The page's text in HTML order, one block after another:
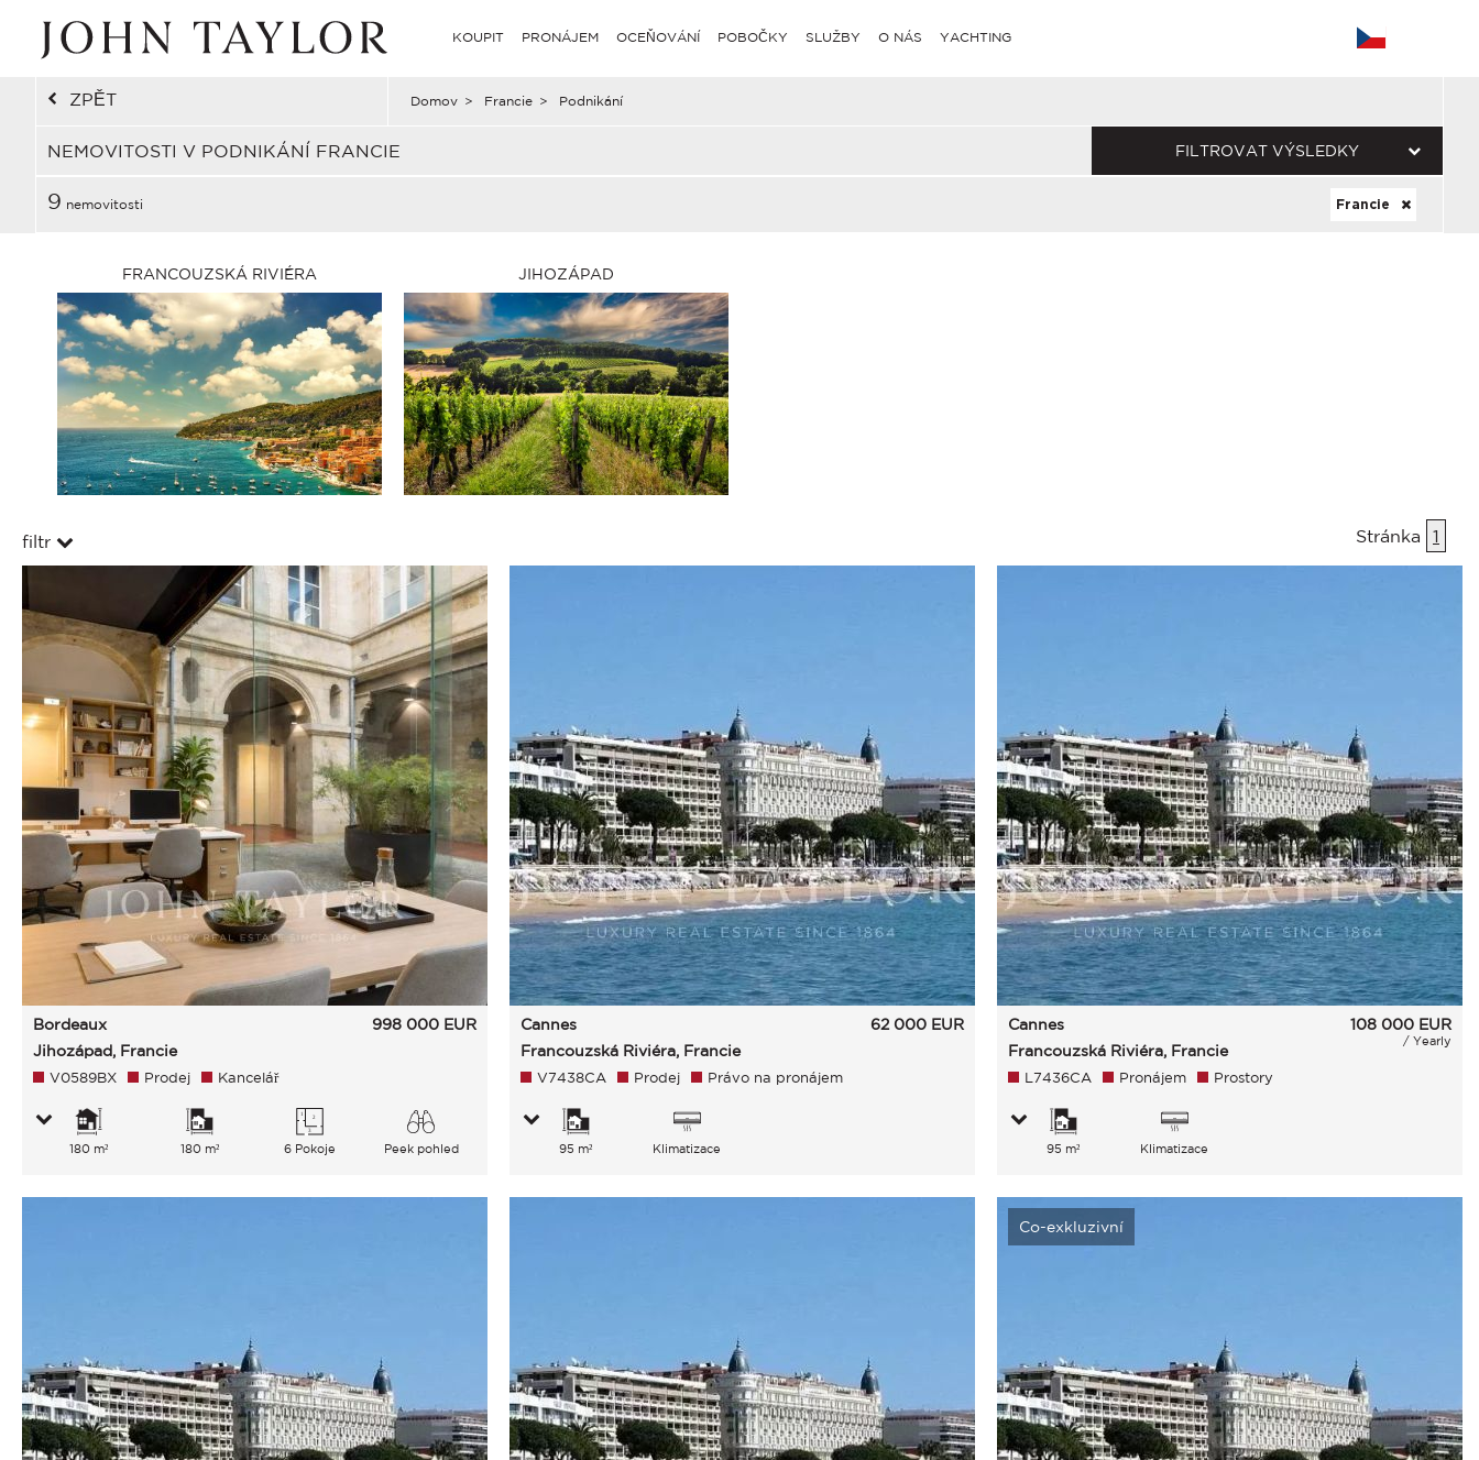
KOUPIT PRONÁJEM OCEŇOVÁNÍ POBOČKY SLUŽBY O NÁS YACHTING
ZPĚT Domov > Francie > Podnikání
NEMOVITOSTI V PODNIKÁNÍ FRANCIE FILTROVAT VÝSLEDKY
9 nemovitosti Francie
FRANCOUZSKÁ RIVIÉRA JIHOZÁPAD
filtr Stránka 1
Bordeaux
Jihozápad, Francie
998 000 EUR
V0589BX Prodej Kancelář
180 m² 180 m² 6 Pokoje
Peek pohled
Cannes
Francouzská Riviéra, Francie
62 000 EUR
V7438CA Prodej Právo na pronájem
95 m² Klimatizace
Cannes
Francouzská Riviéra, Francie
108 000 EUR
/ Yearly
L7436CA Pronájem Prostory
95 m² Klimatizace
Co-exkluzivní